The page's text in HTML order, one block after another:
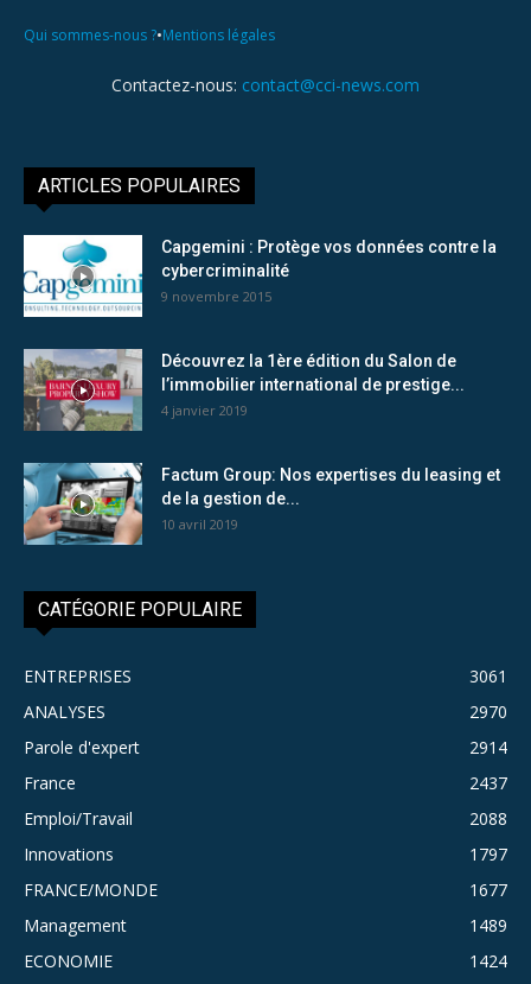
Qui sommes-nous ?•Mentions légales
Contactez-nous: contact@cci-news.com
ARTICLES POPULAIRES
Capgemini : Protège vos données contre la
cybercriminalité
9 novembre 2015
Découvrez la 1ère édition du Salon de
l’immobilier international de prestige...
4 janvier 2019
Factum Group: Nos expertises du leasing et
de la gestion de...
10 avril 2019
CATÉGORIE POPULAIRE
ENTREPRISES
3061
ANALYSES
2970
Parole d'expert
2914
France
2437
Emploi/Travail
2088
Innovations
1797
FRANCE/MONDE
1677
Management
1489
ECONOMIE
1424